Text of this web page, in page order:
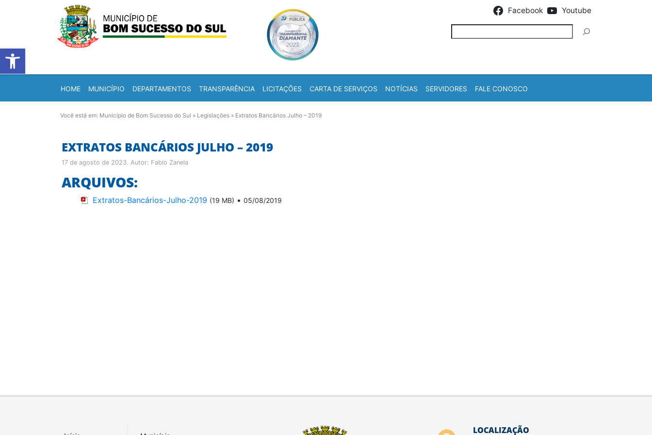
Barra de Ferramentas Aberta
Facebook Youtube
HOME MUNICÍPIO DEPARTAMENTOS TRANSPARÊNCIA LICITAÇÕES CARTA DE SERVIÇOS NOTÍCIAS SERVIDORES FALE CONOSCO
Você está em: Município de Bom Sucesso do Sul » Legislações » Extratos Bancários Julho – 2019
EXTRATOS BANCÁRIOS JULHO – 2019
17 de agosto de 2023. Autor: Fabio Zanela
ARQUIVOS:
Extratos-Bancários-Julho-2019 (19 MB) • 05/08/2019
LOCALIZAÇÃO